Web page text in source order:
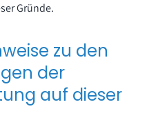
Gründe.
zu den
der
auf dieser